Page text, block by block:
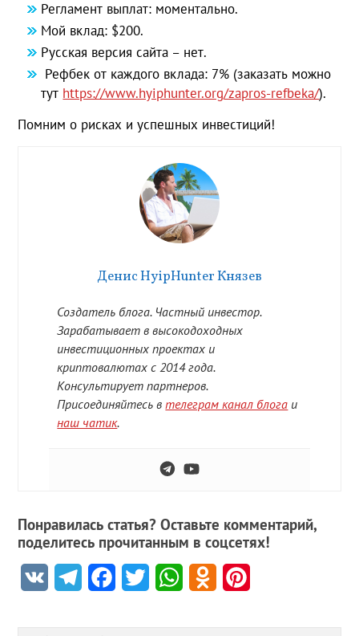
Регламент выплат: моментально.
Мой вклад: $200.
Русская версия сайта – нет.
Рефбек от каждого вклада: 7% (заказать можно
тут https://www.hyiphunter.org/zapros-refbeka/).
Помним о рисках и успешных инвестиций!
Денис HyipHunter Князев
Создатель блога. Частный инвестор.
Зарабатывает в высокодоходных
инвестиционных проектах и
криптовалютах с 2014 года.
Консультирует партнеров.
Присоединяйтесь втелеграм канал блога и
наш чатик.
Понравилась статья? Оставьте комментарий,
поделитесь прочитанным в соцсетях!
VK TelegramFacebookTwitter WhatsAppOdnoklassniki